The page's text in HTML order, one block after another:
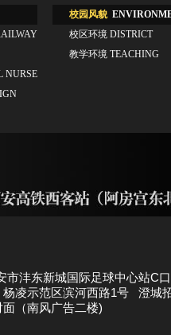
NURSE
校园风貌
校区环境 DISTRICT
教学环境 TEACHING
沣东新城国际足球中心站C
凌示范区滨河西路1号 澄城
（南风广告二楼)